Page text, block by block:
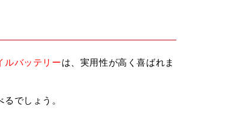
ルバッテリーは、実用性が高く喜ばれま
でしょう。